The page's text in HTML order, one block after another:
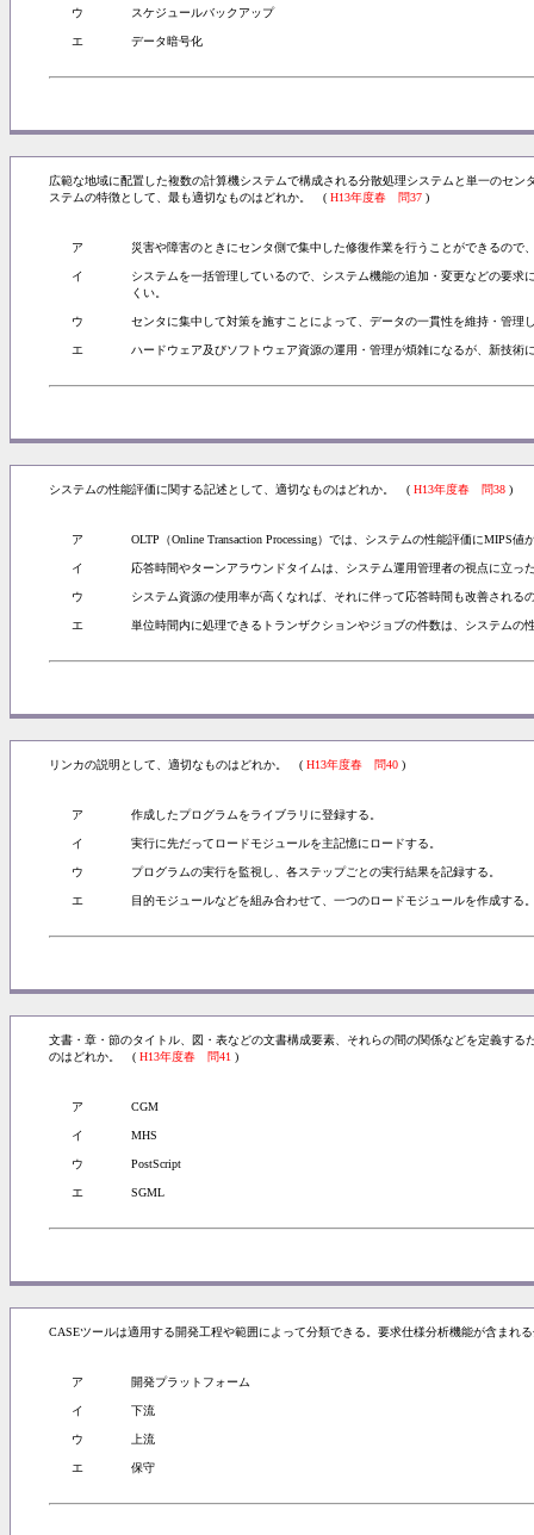
ウ スケジュールバックアップ
エ データ暗号化
広範な地域に配置した複数の計算機システムで構成される分散処理システムと単一のセ
ステムの特徴として、最も適切なものはどれか。 ( H13年度春 問37 )
ア 災害や障害のときにセンタ側で集中した修復作業を行うことができるので
イ
システムを一括管理しているので、システム機能の追加・変更などの要
くい。
ウ センタに集中して対策を施すことによって、データの一貫性を維持・管理
エ ハードウェア及びソフトウェア資源の運用・管理が煩雑になるが、新技術
システムの性能評価に関する記述として、適切なものはどれか。 ( H13年度春 問38 )
ア OLTP（Online Transaction Processing）では、システムの性能評価にMIPS値
イ 応答時間やターンアラウンドタイムは、システム運用管理者の視点に立っ
ウ システム資源の使用率が高くなれば、それに伴って応答時間も改善される
エ 単位時間内に処理できるトランザクションやジョブの件数は、システムの
リンカの説明として、適切なものはどれか。 ( H13年度春 問40 )
ア 作成したプログラムをライブラリに登録する。
イ 実行に先だってロードモジュールを主記憶にロードする。
ウ プログラムの実行を監視し、各ステップごとの実行結果を記録する。
エ 目的モジュールなどを組み合わせて、一つのロードモジュールを作成する
文書・章・節のタイトル、図・表などの文書構成要素、それらの間の関係などを定義す
のはどれか。 ( H13年度春 問41 )
ア CGM
イ MHS
ウ PostScript
エ SGML
CASEツールは適用する開発工程や範囲によって分類できる。要求仕様分析機能が含ま
ア 開発プラットフォーム
イ 下流
ウ 上流
エ 保守